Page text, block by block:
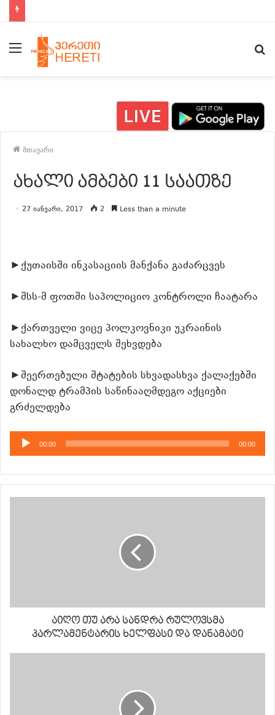
მენიუ
მთავარი
ახალი ამბები 11 საათზე
27 იანვარი, 2017 2 Less than a minute
►ქუთაისში ინკასაციის მანქანა გაძარცვეს
►შსს-მ ფოთში საპოლიციო კონტროლი ჩაატარა
►ქართველი ვიცე პოლკოვნიკი უკრაინის
სახალხო დამცველს შეხვდება
►შეერთებული შტატების სხვადასხვა ქალაქებში
დონალდ ტრამპის საწინააღმდეგო აქციები
გრძელდება
აუდიო
დამკვრელი
00:00 00:00
აიღო თუ არა სანდრა რულოვსმა
პარლამენტარის ხელფასი და დანამატი